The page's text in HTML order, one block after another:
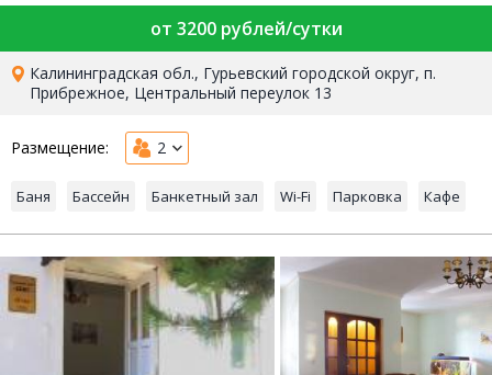
от 3200 рублей/сутки
Калининградская обл., Гурьевский городской округ, п.
Прибрежное, Центральный переулок 13
Размещение: 2
Баня Бассейн Банкетный зал Wi-Fi Парковка Кафе